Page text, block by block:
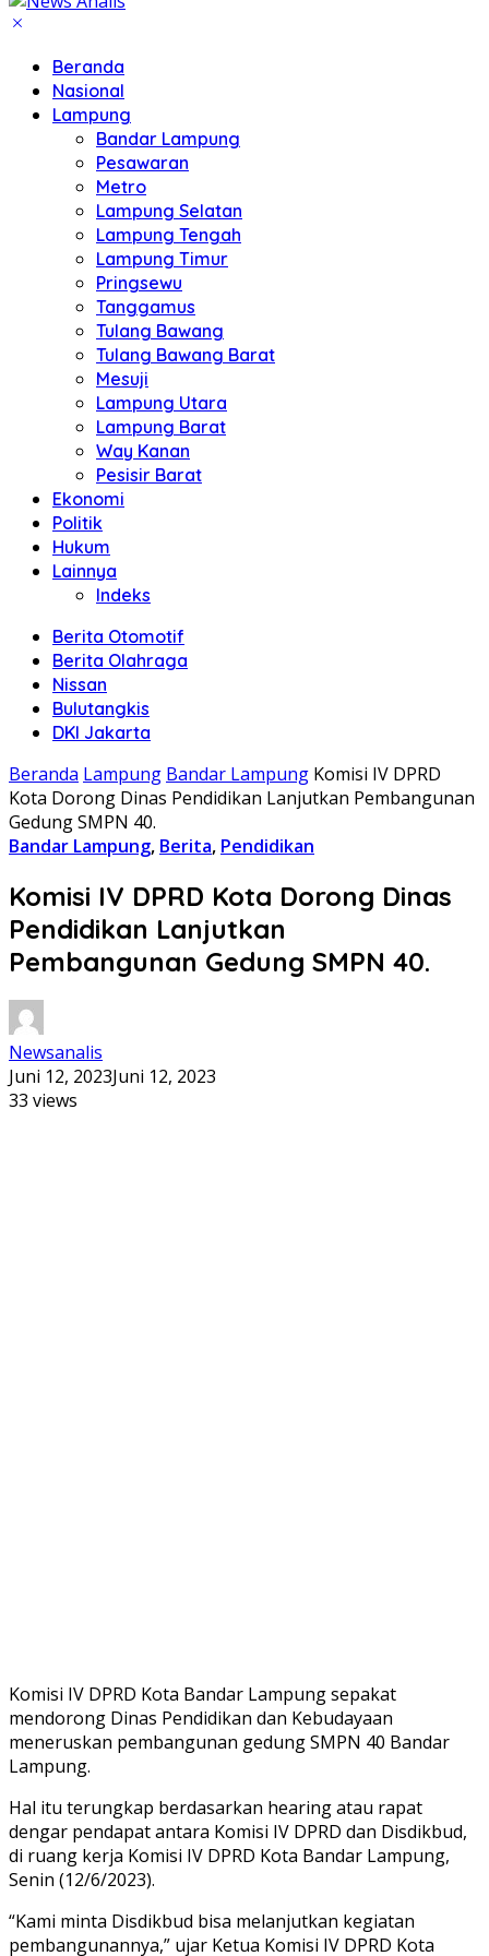
Beranda
Nasional
Lampung
Bandar Lampung
Pesawaran
Metro
Lampung Selatan
Lampung Tengah
Lampung Timur
Pringsewu
Tanggamus
Tulang Bawang
Tulang Bawang Barat
Mesuji
Lampung Utara
Lampung Barat
Way Kanan
Pesisir Barat
Ekonomi
Politik
Hukum
Lainnya
Indeks
Berita Otomotif
Berita Olahraga
Nissan
Bulutangkis
DKI Jakarta
Beranda Lampung Bandar Lampung Komisi IV DPRD
Kota Dorong Dinas Pendidikan Lanjutkan Pembangunan
Gedung SMPN 40.
Bandar Lampung, Berita, Pendidikan
Komisi IV DPRD Kota Dorong Dinas
Pendidikan Lanjutkan
Pembangunan Gedung SMPN 40.
Newsanalis
Juni 12, 2023Juni 12, 2023
33 views
Komisi IV DPRD Kota Bandar Lampung sepakat
mendorong Dinas Pendidikan dan Kebudayaan
meneruskan pembangunan gedung SMPN 40 Bandar
Lampung.
Hal itu terungkap berdasarkan hearing atau rapat
dengar pendapat antara Komisi IV DPRD dan Disdikbud,
di ruang kerja Komisi IV DPRD Kota Bandar Lampung,
Senin (12/6/2023).
“Kami minta Disdikbud bisa melanjutkan kegiatan
pembangunannya,” ujar Ketua Komisi IV DPRD Kota